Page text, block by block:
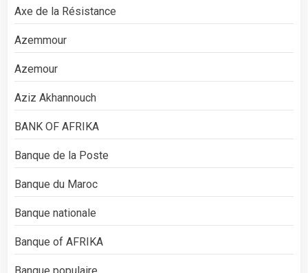
Axe de la Résistance
Azemmour
Azemour
Aziz Akhannouch
BANK OF AFRIKA
Banque de la Poste
Banque du Maroc
Banque nationale
Banque of AFRIKA
Banque populaire